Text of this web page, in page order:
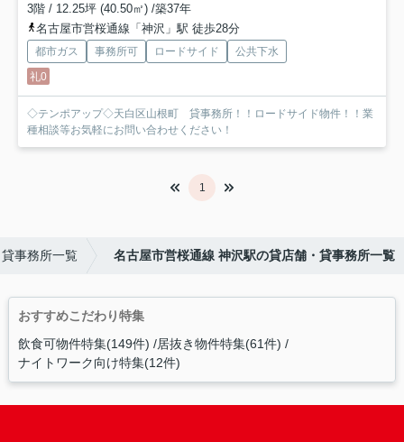
3階 / 12.25坪 (40.50㎡) /築37年
名古屋市営桜通線「神沢」駅 徒歩28分
都市ガス 事務所可 ロードサイド
公共下水
礼0
◇テンポアップ◇天白区山根町 貸事務所！！ロードサイド物件！！業
種相談等お気軽にお問い合わせください！
1
事務所一覧 名古屋市営桜通線 神沢駅の貸店舗・貸事務所一覧
おすすめこだわり特集
飲食可物件特集(149件) 居抜き物件特集(61件)
ナイトワーク向け特集(12件)